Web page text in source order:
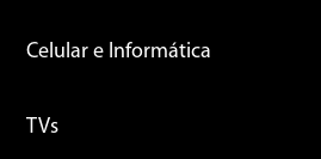
Celular e Informática
TVs